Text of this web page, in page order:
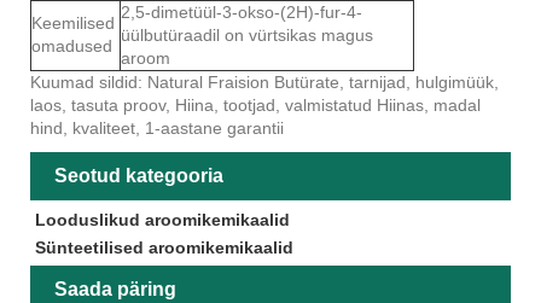
Keemilised
omadused
2,5-dimetüül-3-okso-(2H)-fur-4-
üülbutüraadil on vürtsikas magus
aroom
Kuumad sildid: Natural Fraision Butürate, tarnijad, hulgimüük,
laos, tasuta proov, Hiina, tootjad, valmistatud Hiinas, madal
hind, kvaliteet, 1-aastane garantii
Seotud kategooria
Looduslikud aroomikemikaalid
Sünteetilised aroomikemikaalid
Saada päring